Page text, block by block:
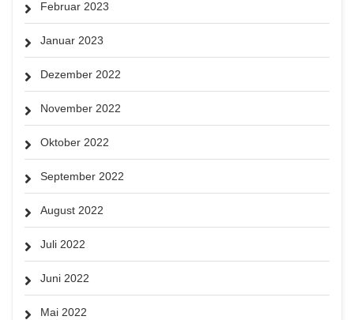
Februar 2023
Januar 2023
Dezember 2022
November 2022
Oktober 2022
September 2022
August 2022
Juli 2022
Juni 2022
Mai 2022